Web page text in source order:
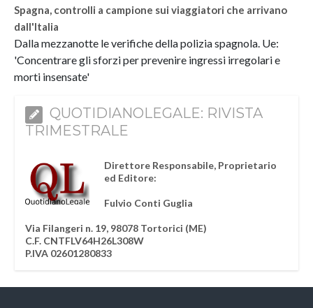
Spagna, controlli a campione sui viaggiatori che arrivano
dall'Italia
Dalla mezzanotte le verifiche della polizia spagnola. Ue:
'Concentrare gli sforzi per prevenire ingressi irregolari e
morti insensate'
QUOTIDIANOLEGALE: RIVISTA
TRIMESTRALE
Direttore Responsabile, Proprietario
ed Editore:
Fulvio Conti Guglia
Via Filangeri n. 19, 98078 Tortorici (ME)
C.F. CNTFLV64H26L308W
P.IVA 02601280833